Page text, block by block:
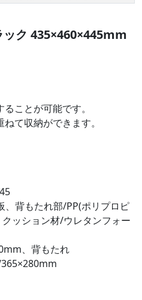
ク 435×460×445mm
ことが可能です。
て収納ができます。
背もたれ部/PP(ポリプロピ
ッション材/ウレタンフォー
、背もたれ